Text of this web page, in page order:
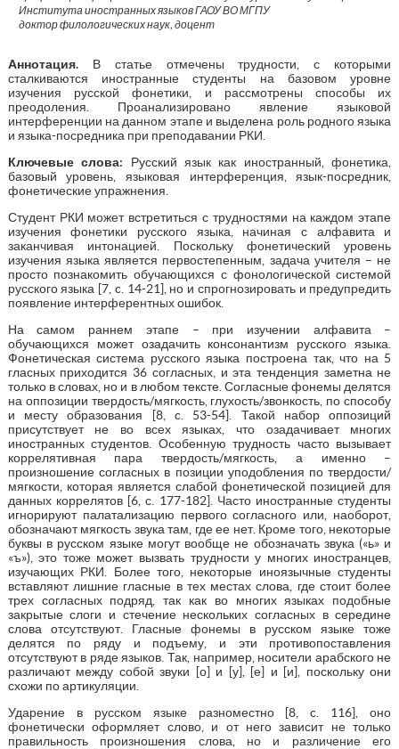
Института иностранных языков ГАОУ ВО МГПУ
доктор филологических наук, доцент
Аннотация. В статье отмечены трудности, с которыми
сталкиваются иностранные студенты на базовом уровне
изучения русской фонетики, и рассмотрены способы их
преодоления. Проанализировано явление языковой
интерференции на данном этапе и выделена роль родного языка
и языка-посредника при преподавании РКИ.
Ключевые слова: Русский язык как иностранный, фонетика,
базовый уровень, языковая интерференция, язык-посредник,
фонетические упражнения.
Студент РКИ может встретиться с трудностями на каждом этапе
изучения фонетики русского языка, начиная с алфавита и
заканчивая интонацией. Поскольку фонетический уровень
изучения языка является первостепенным, задача учителя – не
просто познакомить обучающихся с фонологической системой
русского языка [7, c. 14-21], но и спрогнозировать и предупредить
появление интерферентных ошибок.
На самом раннем этапе – при изучении алфавита –
обучающихся может озадачить консонантизм русского языка.
Фонетическая система русского языка построена так, что на 5
гласных приходится 36 согласных, и эта тенденция заметна не
только в словах, но и в любом тексте. Согласные фонемы делятся
на оппозиции твердость/мягкость, глухость/звонкость, по способу
и месту образования [8, c. 53-54]. Такой набор оппозиций
присутствует не во всех языках, что озадачивает многих
иностранных студентов. Особенную трудность часто вызывает
коррелятивная пара твердость/мягкость, а именно –
произношение согласных в позиции уподобления по твердости/
мягкости, которая является слабой фонетической позицией для
данных коррелятов [6, с. 177-182]. Часто иностранные студенты
игнорируют палатализацию первого согласного или, наоборот,
обозначают мягкость звука там, где ее нет. Кроме того, некоторые
буквы в русском языке могут вообще не обозначать звука («ь» и
«ъ»), это тоже может вызвать трудности у многих иностранцев,
изучающих РКИ. Более того, некоторые иноязычные студенты
вставляют лишние гласные в тех местах слова, где стоит более
трех согласных подряд, так как во многих языках подобные
закрытые слоги и стечение нескольких согласных в середине
слова отсутствуют. Гласные фонемы в русском языке тоже
делятся по ряду и подъему, и эти противопоставления
отсутствуют в ряде языков. Так, например, носители арабского не
различают между собой звуки [о] и [у], [е] и [и], поскольку они
схожи по артикуляции.
Ударение в русском языке разноместно [8, c. 116], оно
фонетически оформляет слово, и от него зависит не только
правильность произношения слова, но и различение его